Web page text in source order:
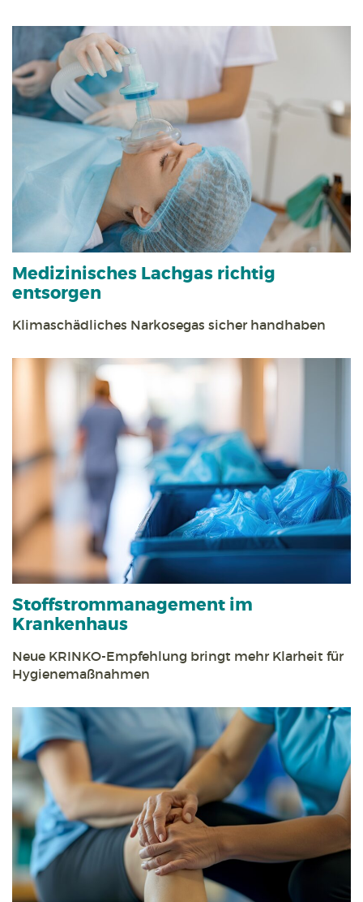
Medizinisches Lachgas richtig
entsorgen
Klimaschädliches Narkosegas sicher handhaben
Stoff­strom­management im
Krankenhaus
Neue KRINKO-Empfehlung bringt mehr Klarheit für
Hygienemaßnahmen